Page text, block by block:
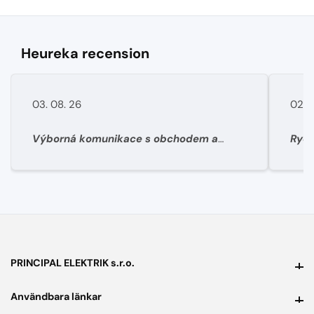
Heureka recension
03. 08. 26
Výborná komunikace s obchodem a
02.
PRINCIPAL ELEKTRIK s.r.o.PRINCIPAL ELEKTRIK s.r.o.
Användbara länkar